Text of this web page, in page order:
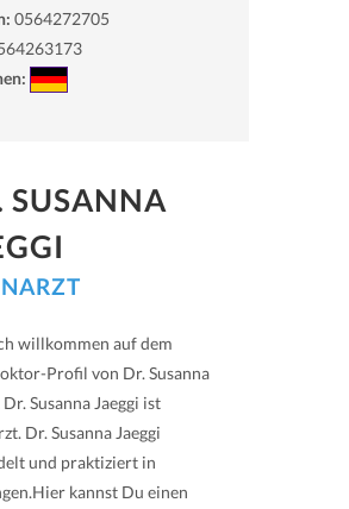
0564272705
SUSANNA
willkommen auf dem
Profil von Dr. Susanna
Dr. Susanna Jaeggi ist
Dr. Susanna Jaeggi
und praktiziert in
kannst Du einen